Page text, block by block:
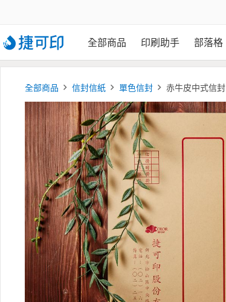
全部商品 印刷助手 部落格
全部商品 信封信紙 單色信封 赤牛皮中式信封